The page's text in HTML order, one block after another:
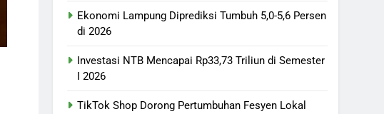
Ekonomi Lampung Diprediksi Tumbuh 5,0-5,6 Persen
di 2026
Investasi NTB Mencapai Rp33,73 Triliun di Semester
I 2026
TikTok Shop Dorong Pertumbuhan Fesyen Lokal